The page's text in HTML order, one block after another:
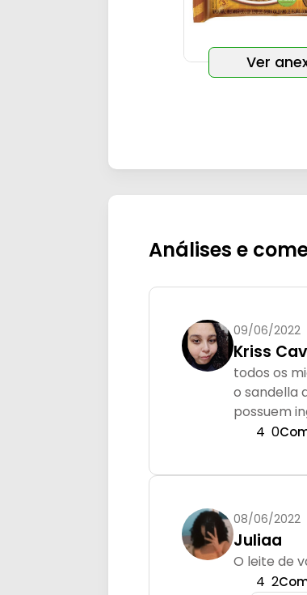
Ver
Análises e
09/06/2022
Kriss
todos os
o sandella
possuem
4 0
08/06/2022
Juliaa
O leite de
4 2